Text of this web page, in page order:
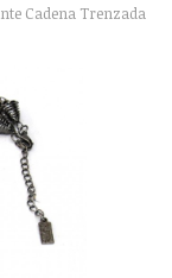
Cadena Trenzada